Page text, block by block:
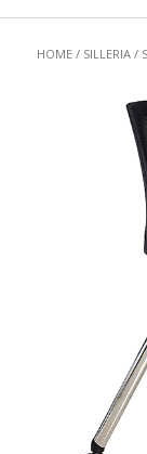
HOME/ SILLERIA/